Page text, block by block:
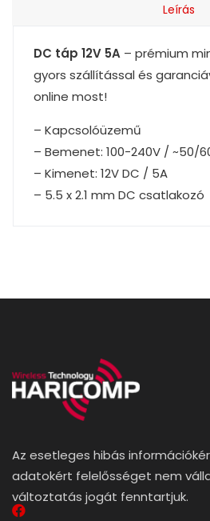
Leírás
DC táp 12V 5A – prémium
gyors szállítással és
online most!
– Kapcsolóüzemű
– Bemenet: 100-240V / ~50/
– Kimenet: 12V DC / 5A
– 5.5 x 2.1 mm DC csatlakozó
Az esetleges hibás
adatokért felelősséget nem
változtatás jogát fenntartjuk.